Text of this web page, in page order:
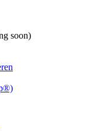
soon)